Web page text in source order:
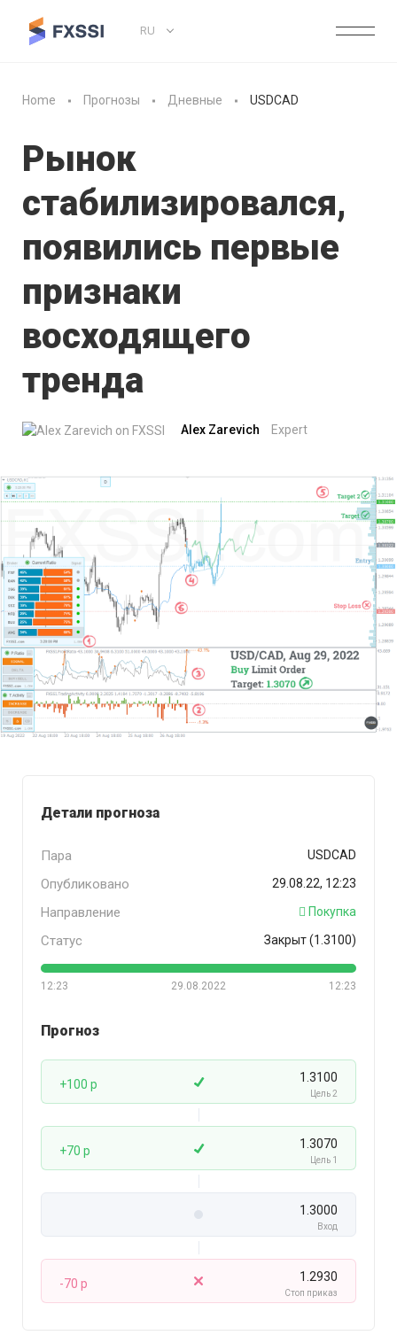
RU
Home Прогнозы Дневные USDCAD
Рынок
стабилизировался,
появились первые
признаки
восходящего
тренда
Alex Zarevich Expert
Детали прогноза
Пара USDCAD
Опубликовано 29.08.22, 12:23
Направление Покупка
Статус Закрыт (1.3100)
12:23 12:23
29.08.2022
Прогноз
+100 p 1.3100
Цель 2
+70 p 1.3070
Цель 1
1.3000
Вход
-70 p 1.2930
Стоп приказ